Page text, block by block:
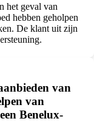
het geval van
hebben geholpen
De klant uit zijn
van
van
Benelux-